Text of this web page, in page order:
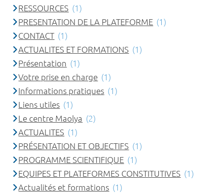
RESSOURCES (1)
PRESENTATION DE LA PLATEFORME (1)
CONTACT (1)
ACTUALITES ET FORMATIONS (1)
Présentation (1)
Votre prise en charge (1)
Informations pratiques (1)
Liens utiles (1)
Le centre Maolya (2)
ACTUALITES (1)
PRÉSENTATION ET OBJECTIFS (1)
PROGRAMME SCIENTIFIQUE (1)
EQUIPES ET PLATEFORMES CONSTITUTIVES (1)
Actualités et formations (1)